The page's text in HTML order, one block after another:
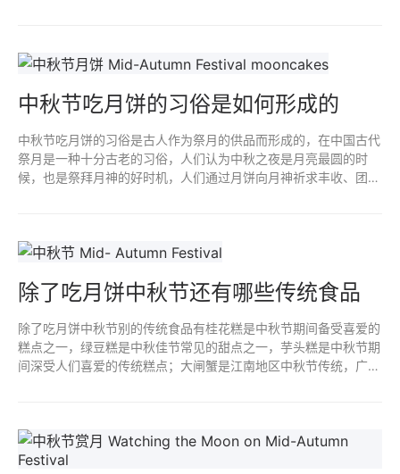
中秋节吃月饼的习俗是如何形成的
中秋节吃月饼的习俗是古人作为祭月的供品而形成的，在中国古代
祭月是一种十分古老的习俗，人们认为中秋之夜是月亮最圆的时
候，也是祭拜月神的好时机，人们通过月饼向月神祈求丰收、团圆
除了吃月饼中秋节还有哪些传统食品
除了吃月饼中秋节别的传统食品有桂花糕是中秋节期间备受喜爱的
糕点之一，绿豆糕是中秋佳节常见的甜点之一，芋头糕是中秋节期
间深受人们喜爱的传统糕点；大闸蟹是江南地区中秋节传统，广东